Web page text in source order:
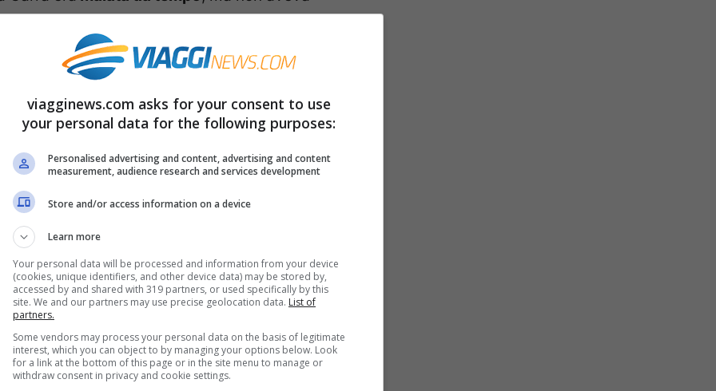
grande riserbo, che conferma quella
Raffaella Carrà: i suoi luoghi
la malattia
si unisce dunque nel cuore di tutti gli
ha spiegato Japino, non aveva voluto
di oggi, dopo unamalattiache da
corpo così minuto eppure così pieno di
viagginews.com asks for your consent to use
your personal data for the following purposes:
Personalised advertising and content, advertising and content
measurement, audience research and services development
Store and/or access information on a device
Learn more
Your personal data will be processed and information from your device
(cookies, unique identifiers, and other device data) may be stored by,
accessed by and shared with 319 partners, or used specifically by this
site. We and our partners may use precise geolocation data. List of
partners.
Some vendors may process your personal data on the basis of legitimate
interest, which you can object to by managing your options below. Look
for a link at the bottom of this page or in the site menu to manage or
withdraw consent in privacy and cookie settings.